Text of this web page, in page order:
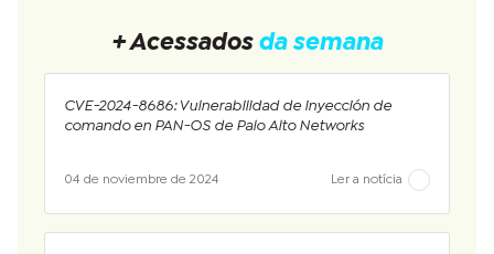
+ Acessados da semana
CVE-2024-8686: Vulnerabilidad de inyección de
comando en PAN-OS de Palo Alto Networks
04 de noviembre de 2024 Ler a notícia